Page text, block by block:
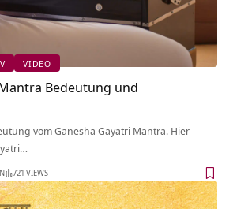
VIDEO
Bedeutung und
vom Ganesha Gayatri Mantra. Hier
721 VIEWS